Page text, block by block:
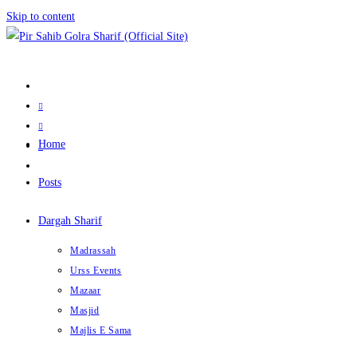
Skip to content
Home
Posts
Dargah Sharif
Madrassah
Urss Events
Mazaar
Masjid
Majlis E Sama